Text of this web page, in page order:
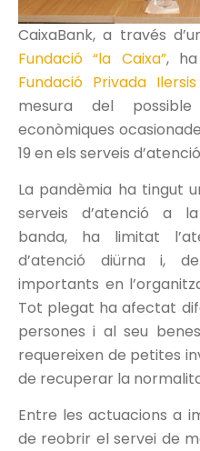
CaixaBank, a través
Fundació “la Caixa”,
Fundació Privada Ilersis
mesura del
econòmiques
19 en els serveis
La pandèmia ha tingut
serveis d’atenció a la
banda, ha limitat
d’atenció diürna i,
importants en
Tot plegat ha afectat
persones i al seu
requereixen de petites
de recuperar la
Entre les actuacions a
de reobrir el servei de